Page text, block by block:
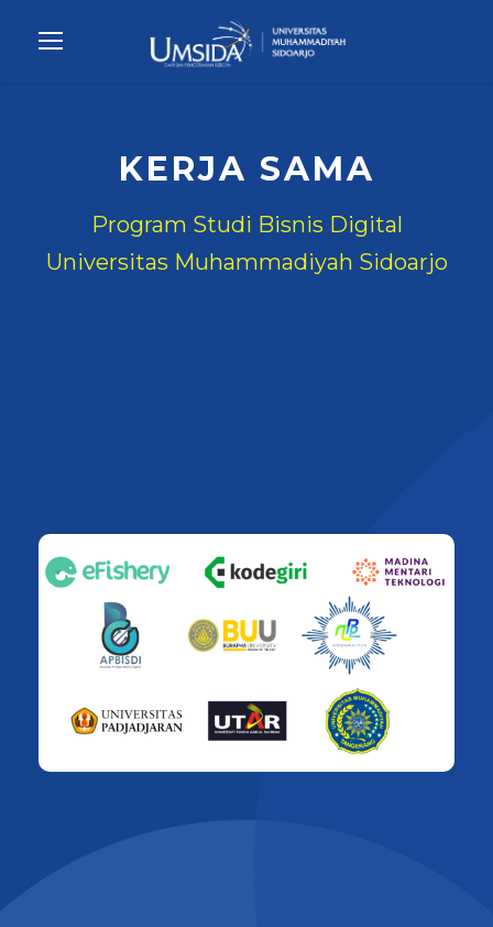
KERJA SAMA
Program Studi Bisnis Digital
Universitas Muhammadiyah Sidoarjo